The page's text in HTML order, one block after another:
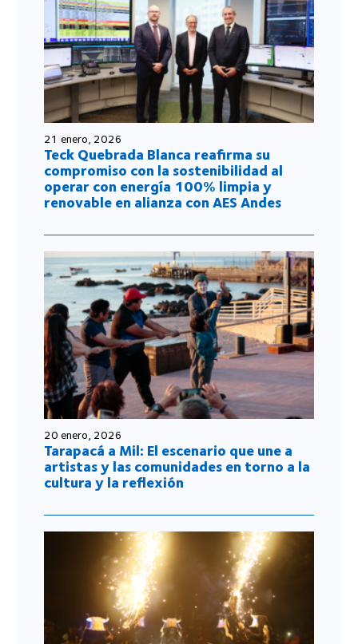
21 enero, 2026
Teck Quebrada Blanca reafirma su
compromiso con la sostenibilidad al
operar con energía 100% limpia y
renovable en alianza con AES Andes
20 enero, 2026
Tarapacá a Mil: El escenario que une a
artistas y las comunidades en torno a la
cultura y la reflexión